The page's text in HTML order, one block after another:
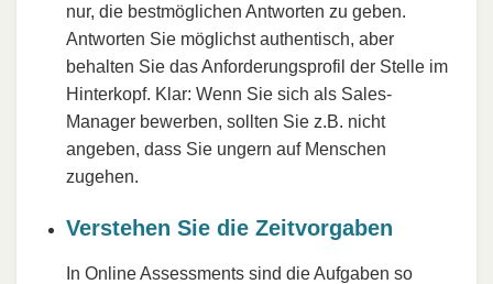
nur, die bestmöglichen Antworten zu geben.
Antworten Sie möglichst authentisch, aber
behalten Sie das Anforderungsprofil der Stelle im
Hinterkopf. Klar: Wenn Sie sich als Sales-
Manager bewerben, sollten Sie z.B. nicht
angeben, dass Sie ungern auf Menschen
zugehen.
Verstehen Sie die Zeitvorgaben
In Online Assessments sind die Aufgaben so